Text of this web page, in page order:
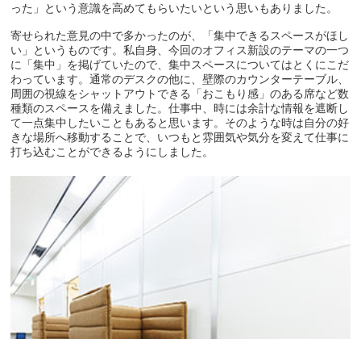
った」という意識を高めてもらいたいという思いもありました。
寄せられた意見の中で多かったのが、「集中できるスペースがほし
い」というものです。私自身、今回のオフィス新設のテーマの一つ
に「集中」を掲げていたので、集中スペースについてはとくにこだ
わっています。通常のデスクの他に、壁際のカウンターテーブル、
周囲の視線をシャットアウトできる「おこもり感」のある席など数
種類のスペースを備えました。仕事中、時には余計な情報を遮断し
て一点集中したいこともあると思います。そのような時は自分の好
きな場所へ移動することで、いつもと雰囲気や気分を変えて仕事に
打ち込むことができるようにしました。